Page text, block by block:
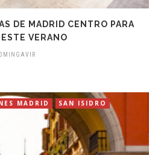
DE MADRID CENTRO PARA
VERANO
MADRID SAN ISIDRO